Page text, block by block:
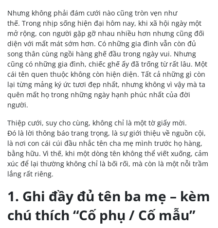
Nhưng không phải đám cưới nào cũng tròn vẹn như
thế. Trong nhịp sống hiện đại hôm nay, khi xã hội ngày một
mở rộng, con người gặp gỡ nhau nhiều hơn nhưng cũng đối
diện với mất mát sớm hơn. Có những gia đình vẫn còn đủ
song thân cùng ngồi hàng ghế đầu trong ngày vui. Nhưng
cũng có những gia đình, chiếc ghế ấy đã trống từ rất lâu. Một
cái tên quen thuộc không còn hiện diện. Tất cả những gì còn
lại từng mảng ký ức tươi đẹp nhất, nhưng không vì vậy mà ta
quên mất họ trong những ngày hạnh phúc nhất của đời
người.
Thiệp cưới, suy cho cùng, không chỉ là một tờ giấy mời.
Đó là lời thông báo trang trọng, là sự giới thiệu về nguồn cội,
là nơi con cái cúi đầu nhắc tên cha mẹ mình trước họ hàng,
bằng hữu. Vì thế, khi một dòng tên không thể viết xuống, cảm
xúc để lại thường không chỉ là bối rối, mà còn là một nỗi trầm
lắng rất riêng.
1. Ghi đầy đủ tên ba mẹ – kèm
chú thích “Cố phụ / Cố mẫu”